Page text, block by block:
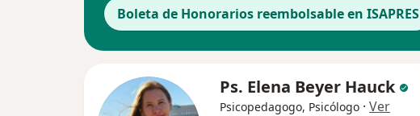
Boleta de Honorarios reembolsable en ISAPRES
Ps. Elena Beyer Hauck
Psicopedagogo, Psicólogo · Ver